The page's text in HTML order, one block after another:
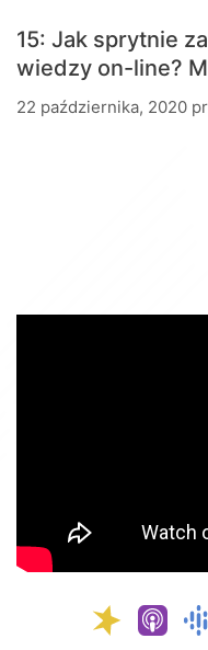
15: Jak sprytnie
wiedzy on-line?
22 października, 2020